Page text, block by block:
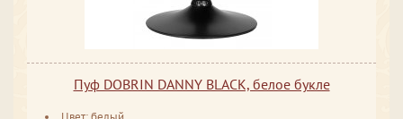
Пуф DOBRIN DANNY BLACK, белое букле